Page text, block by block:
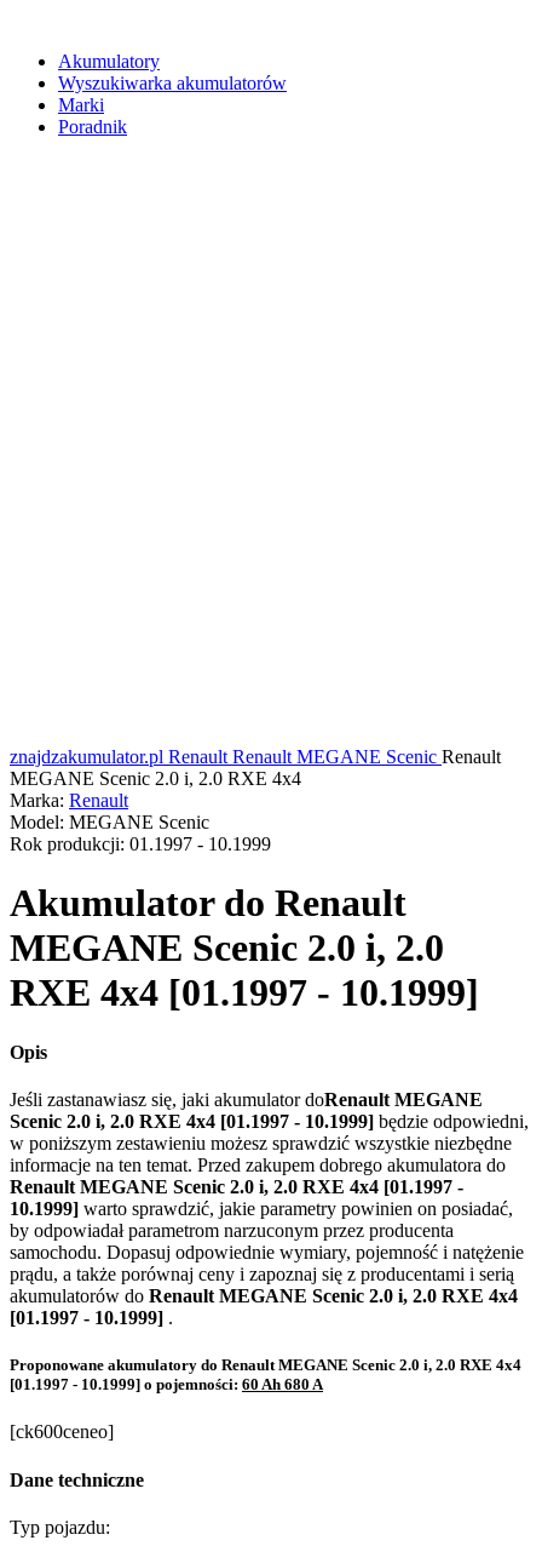
Akumulatory
Wyszukiwarka akumulatorów
Marki
Poradnik
znajdzakumulator.pl Renault Renault MEGANE Scenic Renault
MEGANE Scenic 2.0 i, 2.0 RXE 4x4
Marka: Renault
Model: MEGANE Scenic
Rok produkcji: 01.1997 - 10.1999
Akumulator do Renault
MEGANE Scenic 2.0 i, 2.0
RXE 4x4 [01.1997 - 10.1999]
Opis
Jeśli zastanawiasz się, jaki akumulator doRenault MEGANE
Scenic 2.0 i, 2.0 RXE 4x4 [01.1997 - 10.1999] będzie odpowiedni,
w poniższym zestawieniu możesz sprawdzić wszystkie niezbędne
informacje na ten temat. Przed zakupem dobrego akumulatora do
Renault MEGANE Scenic 2.0 i, 2.0 RXE 4x4 [01.1997 -
10.1999] warto sprawdzić, jakie parametry powinien on posiadać,
by odpowiadał parametrom narzuconym przez producenta
samochodu. Dopasuj odpowiednie wymiary, pojemność i natężenie
prądu, a także porównaj ceny i zapoznaj się z producentami i serią
akumulatorów do Renault MEGANE Scenic 2.0 i, 2.0 RXE 4x4
[01.1997 - 10.1999] .
Proponowane akumulatory do Renault MEGANE Scenic 2.0 i, 2.0 RXE 4x4
[01.1997 - 10.1999] o pojemności: 60 Ah 680 A
[ck600ceneo]
Dane techniczne
Typ pojazdu: